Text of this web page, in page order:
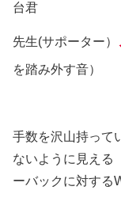
台君
先生(サポーター）
を踏み外す音）
手数を沢山持って
ないよう
ーバックに対する